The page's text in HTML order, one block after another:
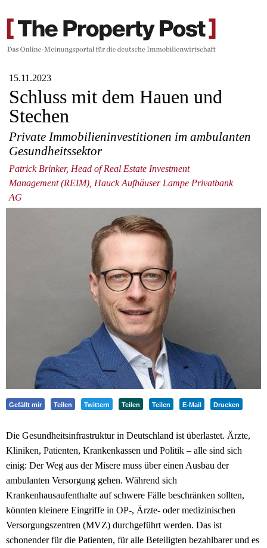
15.11.2023
Schluss mit dem Hauen und
Stechen
Private Immobilieninvestitionen im ambulanten
Gesundheitssektor
Patrick Brinker, Head of Real Estate Investment
Management (REIM), Hauck Aufhäuser Lampe Privatbank
AG
Gefällt mir Teilen Twittern Teilen Teilen E-Mail Drucken
Die Gesundheitsinfrastruktur in Deutschland ist überlastet. Ärzte,
Kliniken, Patienten, Krankenkassen und Politik – alle sind sich
einig: Der Weg aus der Misere muss über einen Ausbau der
ambulanten Versorgung gehen. Während sich
Krankenhausaufenthalte auf schwere Fälle beschränken sollten,
könnten kleinere Eingriffe in OP-, Ärzte- oder medizinischen
Versorgungszentren (MVZ) durchgeführt werden. Das ist
schonender für die Patienten, für alle Beteiligten bezahlbarer und es